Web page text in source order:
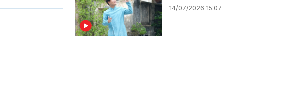
14/07/2026 15:07